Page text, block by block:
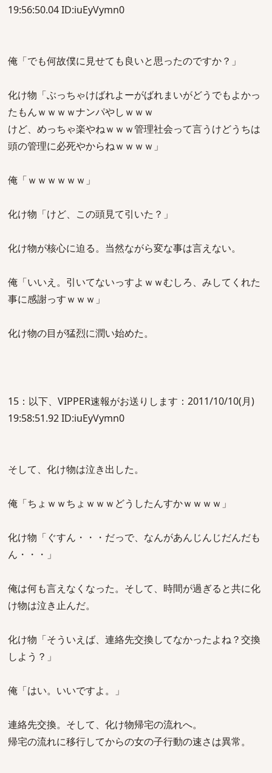
19:56:50.04 ID:iuEyVymn0
俺「でも何故僕に見せても良いと思ったのですか？」
化け物「ぶっちゃけばれよーがばれまいがどうでもよかっ
たもんｗｗｗｗナンパやしｗｗｗ
けど、めっちゃ楽やねｗｗｗ管理社会って言うけどうちは
頭の管理に必死やからねｗｗｗｗ」
俺「ｗｗｗｗｗｗ」
化け物「けど、この頭見て引いた？」
化け物が核心に迫る。当然ながら変な事は言えない。
俺「いいえ。引いてないっすよｗｗむしろ、みしてくれた
事に感謝っすｗｗｗ」
化け物の目が猛烈に潤い始めた。
15：以下、VIPPER速報がお送りします：2011/10/10(月)
19:58:51.92 ID:iuEyVymn0
そして、化け物は泣き出した。
俺「ちょｗｗちょｗｗｗどうしたんすかｗｗｗｗ」
化け物「ぐすん・・・だっで、なんがあんじんじだんだも
ん・・・」
俺は何も言えなくなった。そして、時間が過ぎると共に化
け物は泣き止んだ。
化け物「そういえば、連絡先交換してなかったよね？交換
しよう？」
俺「はい。いいですよ。」
連絡先交換。そして、化け物帰宅の流れへ。
帰宅の流れに移行してからの女の子行動の速さは異常。